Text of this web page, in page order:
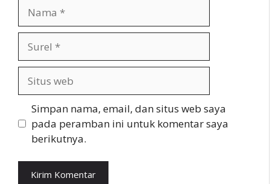
web
Simpan nama, email, dan situs web saya
pada peramban ini untuk komentar saya
berikutnya.